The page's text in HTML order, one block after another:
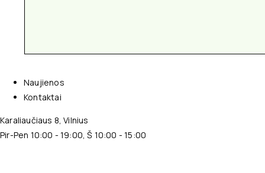
Naujienos
Kontaktai
Karaliaučiaus 8, Vilnius
Pir-Pen 10:00 - 19:00, Š 10:00 - 15:00